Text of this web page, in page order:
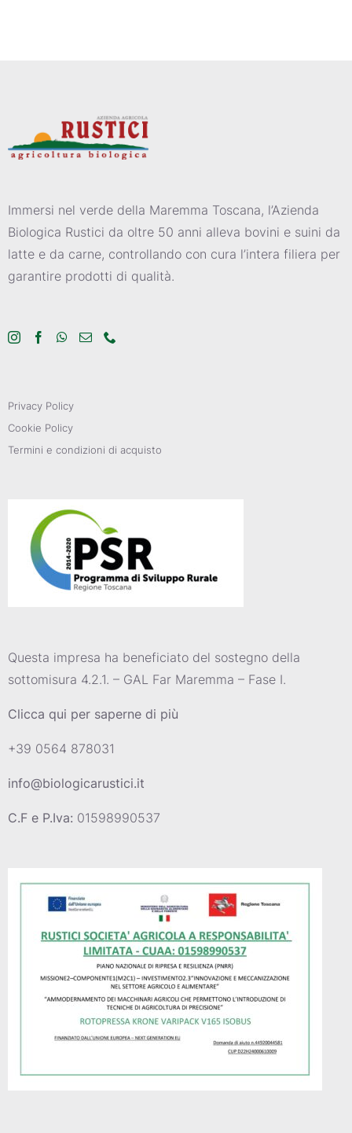
Immersi nel verde della Maremma Toscana, l’Azienda
Biologica Rustici da oltre 50 anni alleva bovini e suini da
latte e da carne, controllando con cura l’intera filiera per
garantire prodotti di qualità.
Privacy Policy
Cookie Policy
Termini e condizioni di acquisto
Questa impresa ha beneficiato del sostegno della
sottomisura 4.2.1. – GAL Far Maremma – Fase I.
Clicca qui per saperne di più
+39 0564 878031
info@biologicarustici.it
C.F e P.Iva: 01598990537